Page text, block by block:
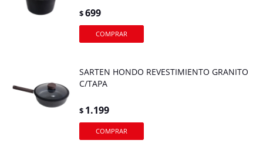
$699
SARTEN HONDO REVESTIMIENTO GRANITO
C/TAPA
$ 1.199